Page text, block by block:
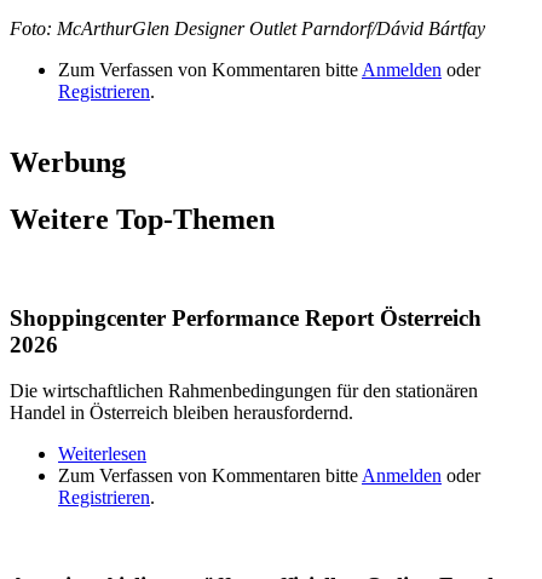
Foto: McArthurGlen Designer Outlet Parndorf/Dávid Bártfay
Zum Verfassen von Kommentaren bitte Anmelden oder
Registrieren.
Werbung
Weitere Top-Themen
Shoppingcenter Performance Report Österreich
2026
Die wirtschaftlichen Rahmenbedingungen für den stationären
Handel in Österreich bleiben herausfordernd.
Weiterlesen
Österreich 2026
Zum Verfassen von Kommentaren bitte Anmelden oder
Registrieren.